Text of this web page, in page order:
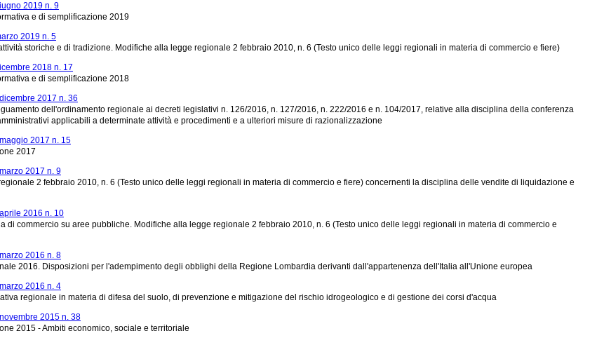
2019 n. 9
e di semplificazione 2019
2019 n. 5
storiche e di tradizione. Modifiche alla legge regionale 2 febbraio 2010, n. 6 (Testo unico delle leggi regionali in materia di commercio e fiere)
2018 n. 17
e di semplificazione 2018
2017 n. 36
dell'ordinamento regionale ai decreti legislativi n. 126/2016, n. 127/2016, n. 222/2016 e n. 104/2017, relative alla disciplina della conferenza
applicabili a determinate attività e procedimenti e a ulteriori misure di razionalizzazione
2017 n. 15
2017
2017 n. 9
2 febbraio 2010, n. 6 (Testo unico delle leggi regionali in materia di commercio e fiere) concernenti la disciplina delle vendite di liquidazione e
2016 n. 10
di commercio su aree pubbliche. Modifiche alla legge regionale 2 febbraio 2010, n. 6 (Testo unico delle leggi regionali in materia di commercio e
2016 n. 8
2016. Disposizioni per l'adempimento degli obblighi della Regione Lombardia derivanti dall'appartenenza dell'Italia all'Unione europea
2016 n. 4
regionale in materia di difesa del suolo, di prevenzione e mitigazione del rischio idrogeologico e di gestione dei corsi d'acqua
2015 n. 38
2015 - Ambiti economico, sociale e territoriale